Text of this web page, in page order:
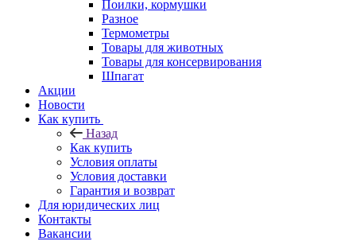
Поилки, кормушки
Разное
Термометры
Товары для животных
Товары для консервирования
Шпагат
Акции
Новости
Как купить
Назад
Как купить
Условия оплаты
Условия доставки
Гарантия и возврат
Для юридических лиц
Контакты
Вакансии